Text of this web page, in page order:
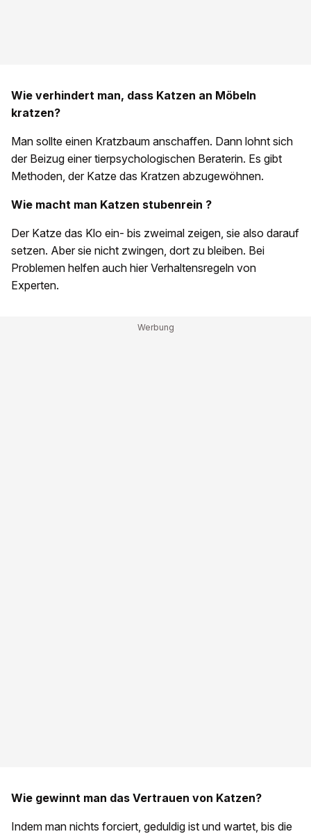
Wie verhindert man, dass Katzen an Möbeln
kratzen?
Man sollte einen Kratzbaum anschaffen. Dann lohnt sich
der Beizug einer tierpsychologischen Beraterin. Es gibt
Methoden, der Katze das Kratzen abzugewöhnen.
Wie macht man Katzen stubenrein ?
Der Katze das Klo ein- bis zweimal zeigen, sie also darauf
setzen. Aber sie nicht zwingen, dort zu bleiben. Bei
Problemen helfen auch hier Verhaltensregeln von
Experten.
Wie gewinnt man das Vertrauen von Katzen?
Indem man nichts forciert, geduldig ist und wartet, bis die